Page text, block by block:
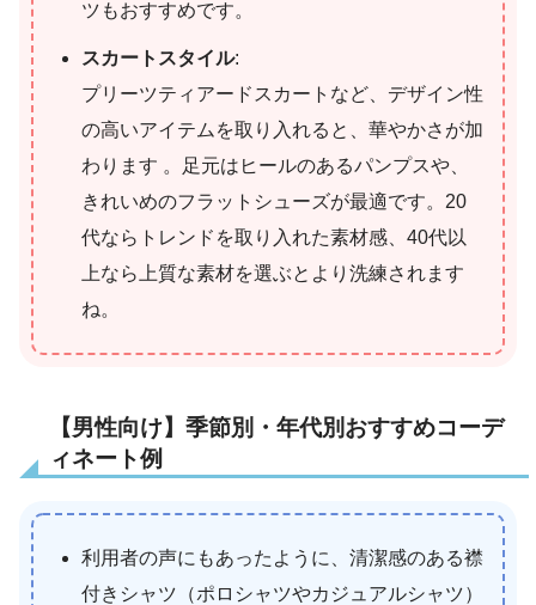
ツもおすすめです。
スカートスタイル:
プリーツティアードスカートなど、デザイン性
の高いアイテムを取り入れると、華やかさが加
わります 。足元はヒールのあるパンプスや、
きれいめのフラットシューズが最適です。20
代ならトレンドを取り入れた素材感、40代以
上なら上質な素材を選ぶとより洗練されます
ね。
【男性向け】季節別・年代別おすすめコーデ
ィネート例
利用者の声にもあったように、清潔感のある襟
付きシャツ（ポロシャツやカジュアルシャツ）